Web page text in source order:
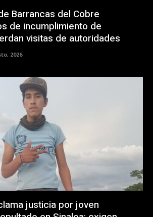
Barrancas del Cobre
de incumplimiento de
visitas de autoridades
2026
justicia por joven